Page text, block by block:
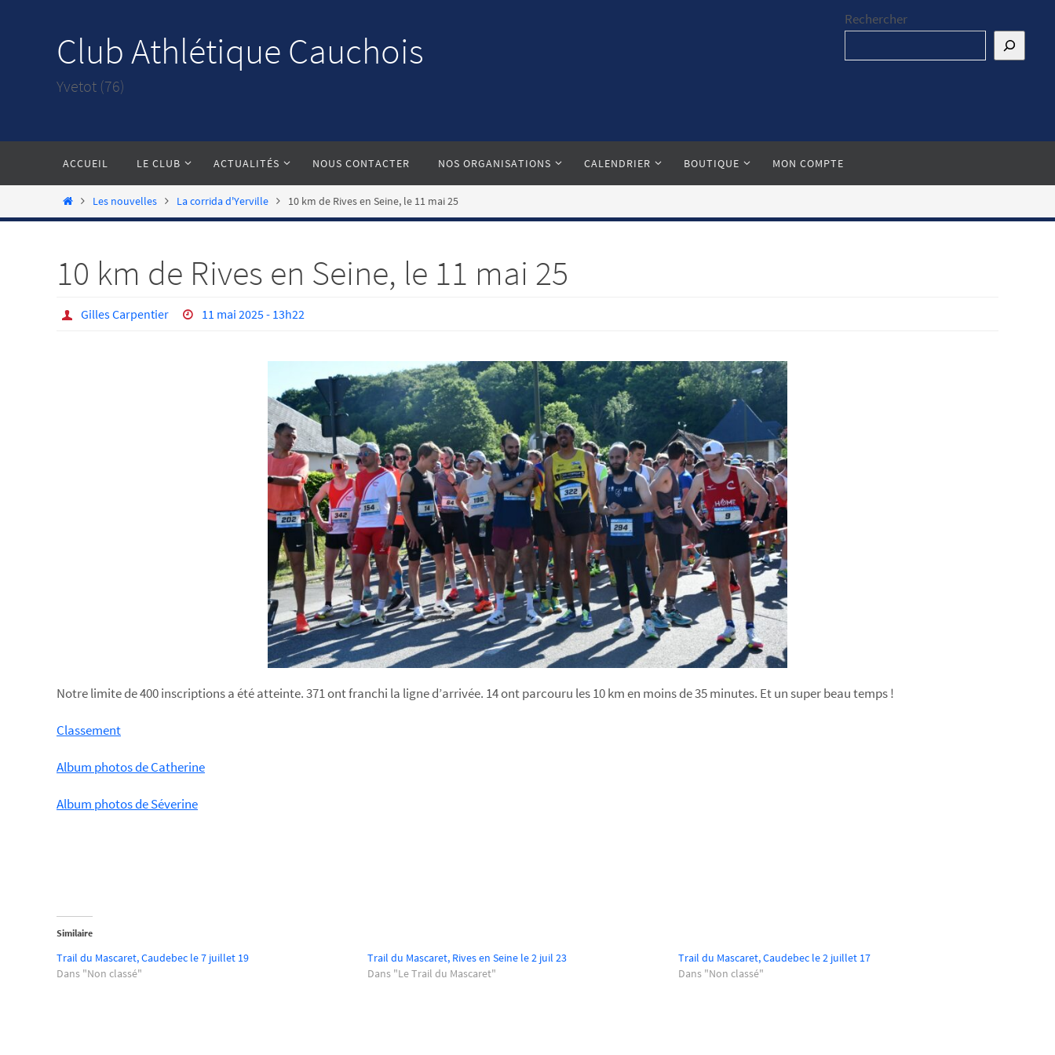
Club Athlétique Cauchois
Yvetot (76)
Rechercher
le
ACCUEIL LE CLUB ACTUALITÉS NOUS CONTACTER NOS ORGANISATIONS CALENDRIER BOUTIQUE MON COMPTE
HomeLes nouvelles La corrida d'Yerville 10 km de Rives en Seine, le 11 mai 25
10 km de Rives en Seine, le 11 mai 25
Gilles Carpentier 11 mai 2025 - 13h22
Notre limite de 400 inscriptions a été atteinte. 371 ont franchi la ligne d’arrivée. 14 ont parcouru les 10 km en moins de 35 minutes. Et un super beau temps !
Classement
Album photos de Catherine
Album photos de Séverine
Similaire
Trail du Mascaret, Caudebec le 7 juillet 19
Dans "Non classé"
Trail du Mascaret, Rives en Seine le 2 juil 23
Dans "Le Trail du Mascaret"
Trail du Mascaret, Caudebec le 2 juillet 17
Dans "Non classé"